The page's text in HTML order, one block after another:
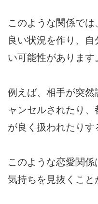
このような関係で
良い状況を作り、
い可能性があります
例えば、相手が突然
ャンセルされたり
が良く扱われたりす
このような恋愛関
気持ちを見抜くこと